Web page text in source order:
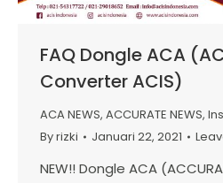
FAQ Dongle ACA
Converter ACIS)
ACA NEWS, ACCURATE NEWS,
Byrizki Januari 22, 2021
NEW!! Dongle ACA